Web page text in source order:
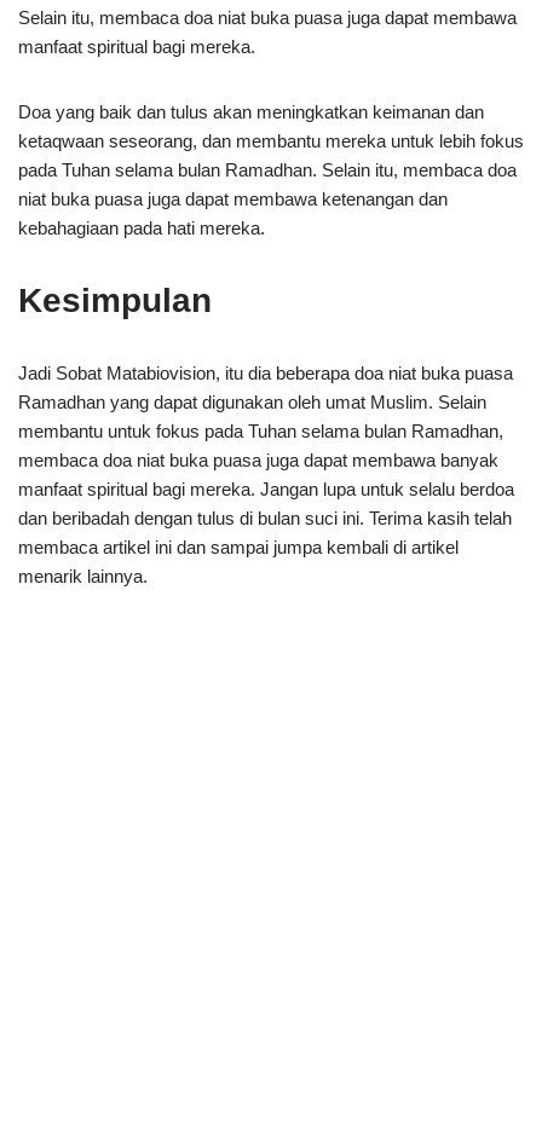
Selain itu, membaca doa niat buka puasa juga dapat membawa
manfaat spiritual bagi mereka.
Doa yang baik dan tulus akan meningkatkan keimanan dan
ketaqwaan seseorang, dan membantu mereka untuk lebih fokus
pada Tuhan selama bulan Ramadhan. Selain itu, membaca doa
niat buka puasa juga dapat membawa ketenangan dan
kebahagiaan pada hati mereka.
Kesimpulan
Jadi Sobat Matabiovision, itu dia beberapa doa niat buka puasa
Ramadhan yang dapat digunakan oleh umat Muslim. Selain
membantu untuk fokus pada Tuhan selama bulan Ramadhan,
membaca doa niat buka puasa juga dapat membawa banyak
manfaat spiritual bagi mereka. Jangan lupa untuk selalu berdoa
dan beribadah dengan tulus di bulan suci ini. Terima kasih telah
membaca artikel ini dan sampai jumpa kembali di artikel
menarik lainnya.